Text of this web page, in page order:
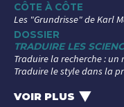
CÔTE À CÔTE
Les "Grundrisse" de Karl
DOSSIER
TRADUIRE LES
Traduire la recherche :
Traduire le style dans la
renouveau
VOIR PLUS‣